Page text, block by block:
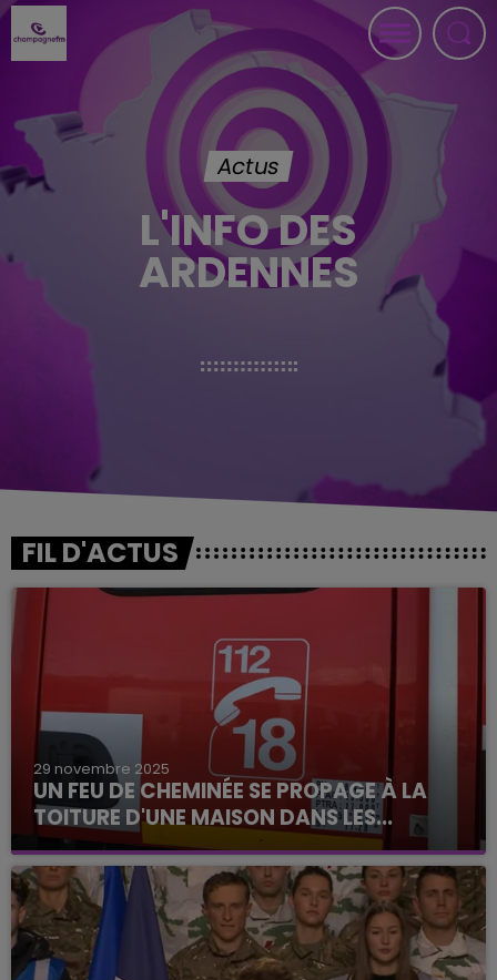
Actus
L'INFO DES
ARDENNES
FIL D'ACTUS
29 novembre 2025
UN FEU DE CHEMINÉE SE PROPAGE À LA
TOITURE D'UNE MAISON DANS LES...